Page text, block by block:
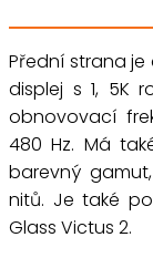
Přední strana
displej s 1, 5K
obnovovací
480 Hz. Má
barevný
nitů. Je také
Glass Victus 2.